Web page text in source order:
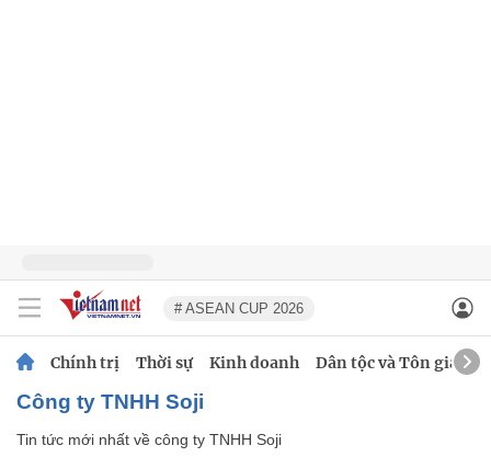
# ASEAN CUP 2026
Chính trị Thời sự Kinh doanh Dân tộc và Tôn giáo
công ty TNHH Soji
Tin tức mới nhất về công ty TNHH Soji